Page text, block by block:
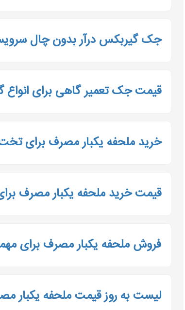
جک گیربکس درآر بدون چال
قیمت جک تعمیر گاهی برای
خرید ملحفه یکبار مصرف برای
قیمت خرید ملحفه یکبار مصرف
فروش ملحفه یکبار مصرف برای
لیست به روز قیمت ملحفه یکبار